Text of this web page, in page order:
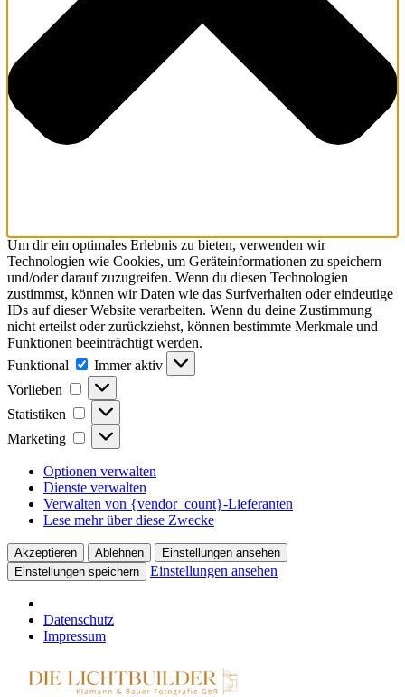
Um dir ein optimales Erlebnis zu bieten, verwenden wir
Technologien wie Cookies, um Geräteinformationen zu speichern
und/oder darauf zuzugreifen. Wenn du diesen Technologien
zustimmst, können wir Daten wie das Surfverhalten oder eindeutige
IDs auf dieser Website verarbeiten. Wenn du deine Zustimmung
nicht erteilst oder zurückziehst, können bestimmte Merkmale und
Funktionen beeinträchtigt werden.
Funktional
Immer aktiv
Vorlieben
Statistiken
Marketing
Optionen verwalten
Dienste verwalten
Verwalten von {vendor_count}-Lieferanten
Lese mehr über diese Zwecke
Akzeptieren Ablehnen
Einstellungen ansehen
Einstellungen speichern
Einstellungen ansehen
Datenschutz
Impressum